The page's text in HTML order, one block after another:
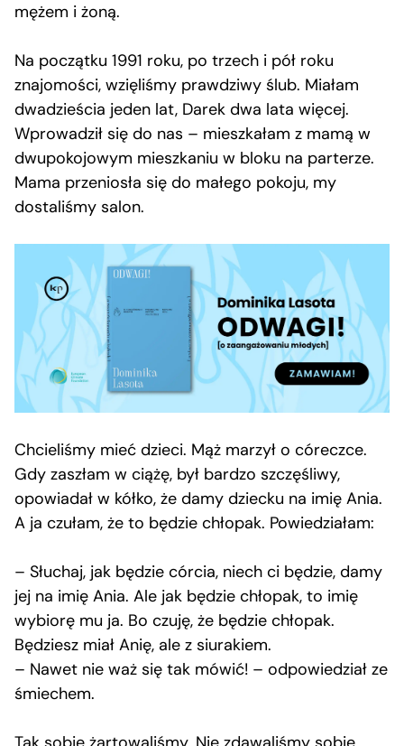
mężem i żoną.
Na początku 1991 roku, po trzech i pół roku
znajomości, wzięliśmy prawdziwy ślub. Miałam
dwadzieścia jeden lat, Darek dwa lata więcej.
Wprowadził się do nas – mieszkałam z mamą w
dwupokojowym mieszkaniu w bloku na parterze.
Mama przeniosła się do małego pokoju, my
dostaliśmy salon.
Chcieliśmy mieć dzieci. Mąż marzył o córeczce.
Gdy zaszłam w ciążę, był bardzo szczęśliwy,
opowiadał w kółko, że damy dziecku na imię Ania.
A ja czułam, że to będzie chłopak. Powiedziałam:
– Słuchaj, jak będzie córcia, niech ci będzie, damy
jej na imię Ania. Ale jak będzie chłopak, to imię
wybiorę mu ja. Bo czuję, że będzie chłopak.
Będziesz miał Anię, ale z siurakiem.
– Nawet nie waż się tak mówić! – odpowiedział ze
śmiechem.